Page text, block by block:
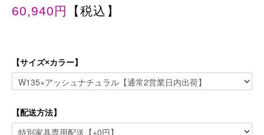
60,940円 【税込】
【サイズ×カラー】
【配送方法】